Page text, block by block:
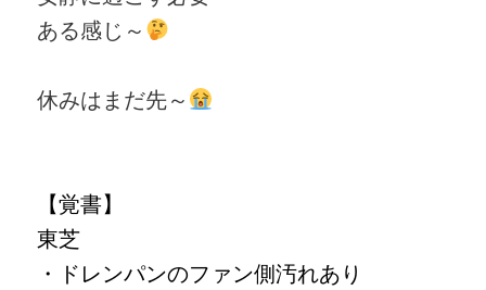
ある感じ～
休みはまだ先～
【覚書】
東芝
・ドレンパンのファン側汚れあり